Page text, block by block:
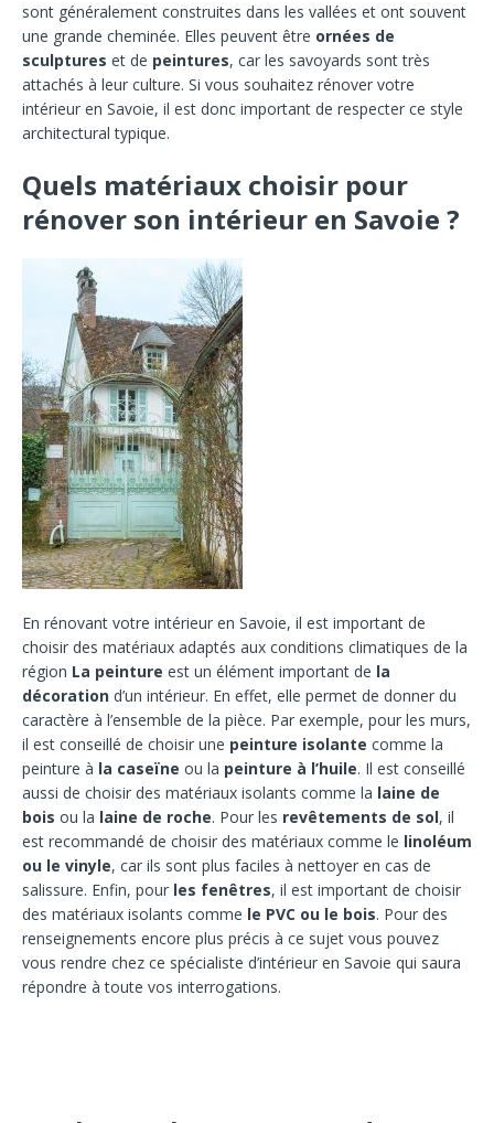
sont généralement construites dans les vallées et ont souvent
une grande cheminée. Elles peuvent être ornées de
sculptures et de peintures, car les savoyards sont très
attachés à leur culture. Si vous souhaitez rénover votre
intérieur en Savoie, il est donc important de respecter ce style
architectural typique.
Quels matériaux choisir pour
rénover son intérieur en Savoie ?
En rénovant votre intérieur en Savoie, il est important de
choisir des matériaux adaptés aux conditions climatiques de la
région La peinture est un élément important de la
décoration d’un intérieur. En effet, elle permet de donner du
caractère à l’ensemble de la pièce. Par exemple, pour les murs,
il est conseillé de choisir une peinture isolante comme la
peinture à la caseïne ou la peinture à l’huile. Il est conseillé
aussi de choisir des matériaux isolants comme la laine de
bois ou la laine de roche. Pour les revêtements de sol, il
est recommandé de choisir des matériaux comme le linoléum
ou le vinyle, car ils sont plus faciles à nettoyer en cas de
salissure. Enfin, pour les fenêtres, il est important de choisir
des matériaux isolants comme le PVC ou le bois. Pour des
renseignements encore plus précis à ce sujet vous pouvez
vous rendre chez ce spécialiste d’intérieur en Savoie qui saura
répondre à toute vos interrogations.